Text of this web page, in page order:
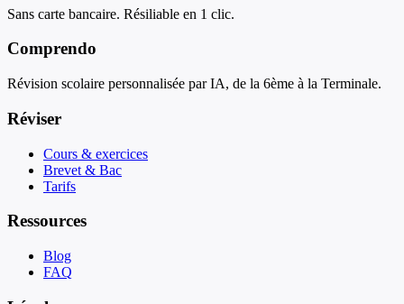
Sans carte bancaire. Résiliable en 1 clic.
Comprendo
Révision scolaire personnalisée par IA, de la 6ème à la Terminale.
Réviser
Cours & exercices
Brevet & Bac
Tarifs
Ressources
Blog
FAQ